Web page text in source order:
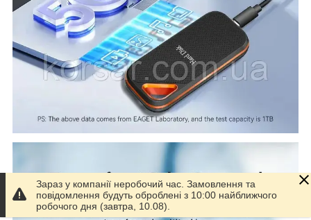
Зараз у компанії неробочий час. Замовлення та
повідомлення будуть оброблені з 10:00 найближчого
робочого дня (завтра, 10.08).